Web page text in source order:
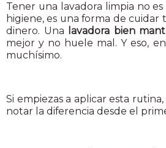
Tener una lavadora limpia no
higiene, es una forma de
dinero. Una
lavadora bien
mejor y no huele mal. Y eso,
muchísimo.
Si empiezas a aplicar esta
notar la diferencia desde el